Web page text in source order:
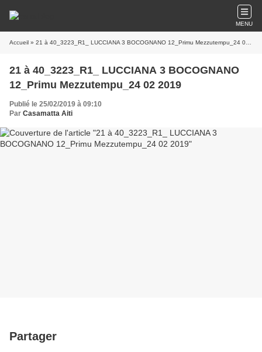
MENU
Accueil » 21 à 40_3223_R1_ LUCCIANA 3 BOCOGNANO 12_Primu Mezzutempu_24 02 2019
21 à 40_3223_R1_ LUCCIANA 3 BOCOGNANO
12_Primu Mezzutempu_24 02 2019
Publié le 25/02/2019 à 09:10
Par Casamatta Aiti
Partager